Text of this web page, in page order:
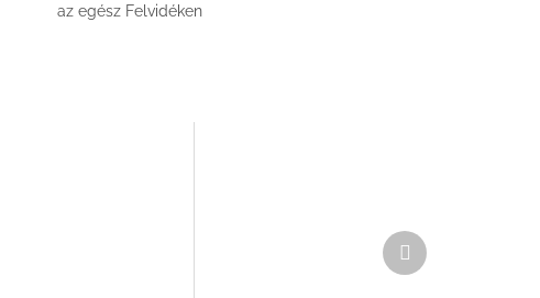
az egész Felvidéken
Következő
termék